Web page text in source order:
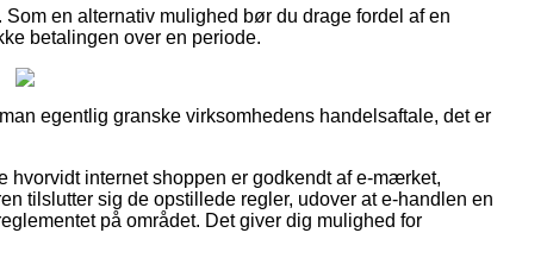
en alternativ mulighed bør du drage fordel af en
betalingen over en periode.
egentlig granske virksomhedens handelsaftale, det er
internet shoppen er godkendt af e-mærket,
tilslutter sig de opstillede regler, udover at e-handlen en
på området. Det giver dig mulighed for